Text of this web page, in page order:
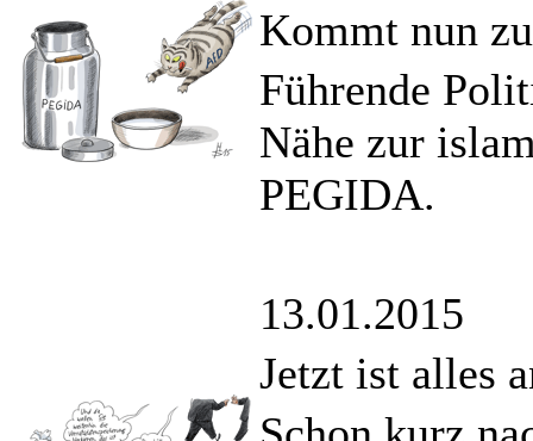
Kommt nun
Führende
Nähe zur
PEGIDA.
13.01.2015
Jetzt ist alles